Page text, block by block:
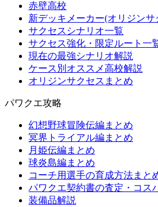
赤壁高校
新デッキメーカー(オリジンサ
サクセスシナリオ一覧
サクセス強化・限定ルート一
現在の最強シナリオ解説
ケース別オススメ高校解説
オリジンサクセスまとめ
パワクエ攻略
幻想野球冒険伝編まとめ
冥界トライアル編まとめ
月姫伝編まとめ
球炎島編まとめ
コーチ用選手の育成方法まと
パワクエ契約書の査定・コス
装備品解説